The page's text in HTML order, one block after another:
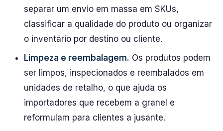
separar um envio em massa em SKUs,
classificar a qualidade do produto ou organizar
o inventário por destino ou cliente.
Limpeza e reembalagem. Os produtos podem
ser limpos, inspecionados e reembalados em
unidades de retalho, o que ajuda os
importadores que recebem a granel e
reformulam para clientes a jusante.